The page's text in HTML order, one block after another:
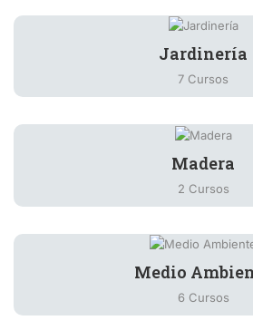
Jardinería
7 Cursos
Madera
2 Cursos
Medio
6 Cursos